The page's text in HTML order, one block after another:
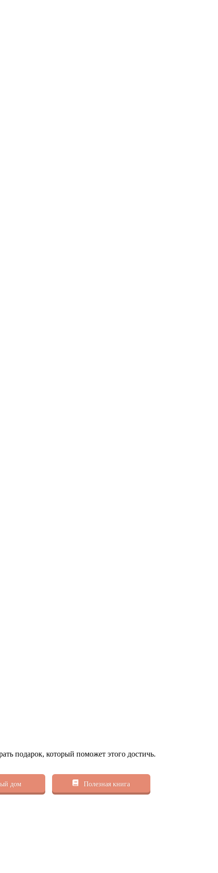
подарок, который поможет этого достичь.
дом Полезная книга